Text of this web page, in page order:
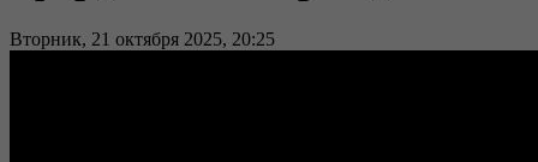
Вторник, 21 октября 2025, 20:25